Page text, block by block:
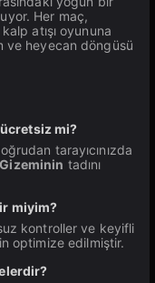
Her maç,
atışı oyununa
ve heyecan döngüsü
mi?
tarayıcınızda
tadını
miyim?
kontroller ve keyifli
optimize edilmiştir.